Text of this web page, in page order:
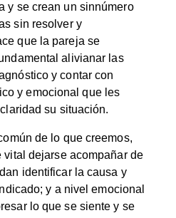
y se crean un sinnúmero
sin resolver y
que la pareja se
alivianar las
y contar con
y emocional que les
su situación.
de lo que creemos,
vital dejarse acompañar de
identificar la causa y
y a nivel emocional
lo que se siente y se